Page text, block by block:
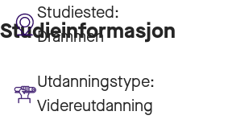
Studieinformasjon
Studiested:
Drammen
Utdanningstype:
Videreutdanning